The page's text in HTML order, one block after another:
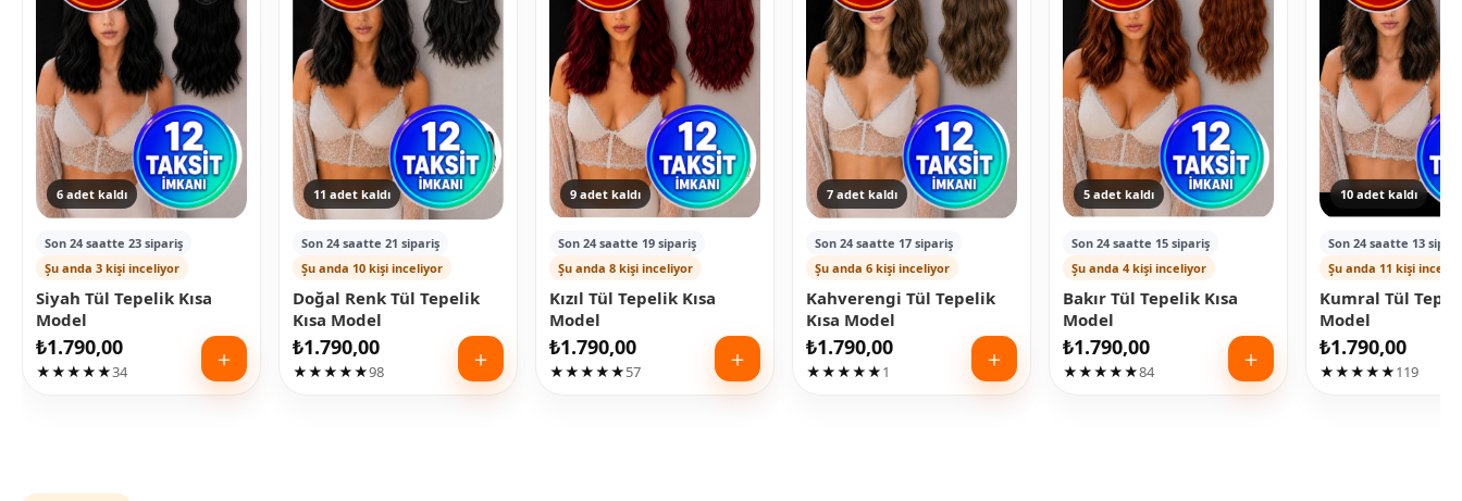
6 adet kaldı
Son 24 saatte 23 sipariş
Şu anda 3 kişi inceliyor
Siyah Tül Tepelik Kısa
Model
₺1.790,00
★★★★★34 ＋
11 adet kaldı
Son 24 saatte 21 sipariş
Şu anda 10 kişi inceliyor
Doğal Renk Tül Tepelik
Kısa Model
₺1.790,00
★★★★★98 ＋
9 adet kaldı
Son 24 saatte 19 sipariş
Şu anda 8 kişi inceliyor
Kızıl Tül Tepelik Kısa
Model
₺1.790,00
★★★★★57 ＋
7 adet kaldı
Son 24 saatte 17 sipariş
Şu anda 6 kişi inceliyor
Kahverengi Tül Tepelik
Kısa Model
₺1.790,00
★★★★★1 ＋
5 adet kaldı
Son 24 saatte 15 sipariş
Şu anda 4 kişi inceliyor
Bakır Tül Tepelik Kısa
Model
₺1.790,00
★★★★★84 ＋
10 adet kaldı
Son 24 saatte 13
Şu anda 11 kişi
Kumral Tül
Model
₺1.790,00
★★★★★119